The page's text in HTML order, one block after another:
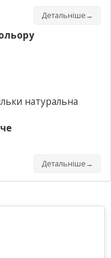
Детальніше→
натуральна
Детальніше→